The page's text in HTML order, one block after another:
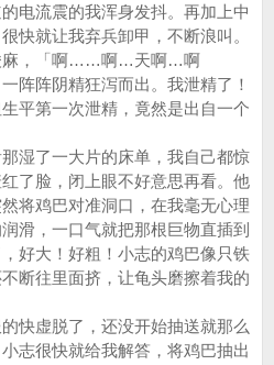
电流震的我浑身发抖。再加上中
快就让我弃兵卸甲，不断浪叫。
麻，「啊……啊…天啊…啊
阵阵阴精狂泻而出。我泄精了！
平第一次泄精，竟然是出自一个
湿了一大片的床单，我自己都惊
了脸，闭上眼不好意思再看。他
将鸡巴对准洞口，在我毫无心理
滑，一口气就把那根巨物直插到
好大！好粗！小志的鸡巴像只铁
断往里面挤，让龟头磨擦着我的
虚脱了，还没开始抽送就那么
志很快就给我解答，将鸡巴抽出